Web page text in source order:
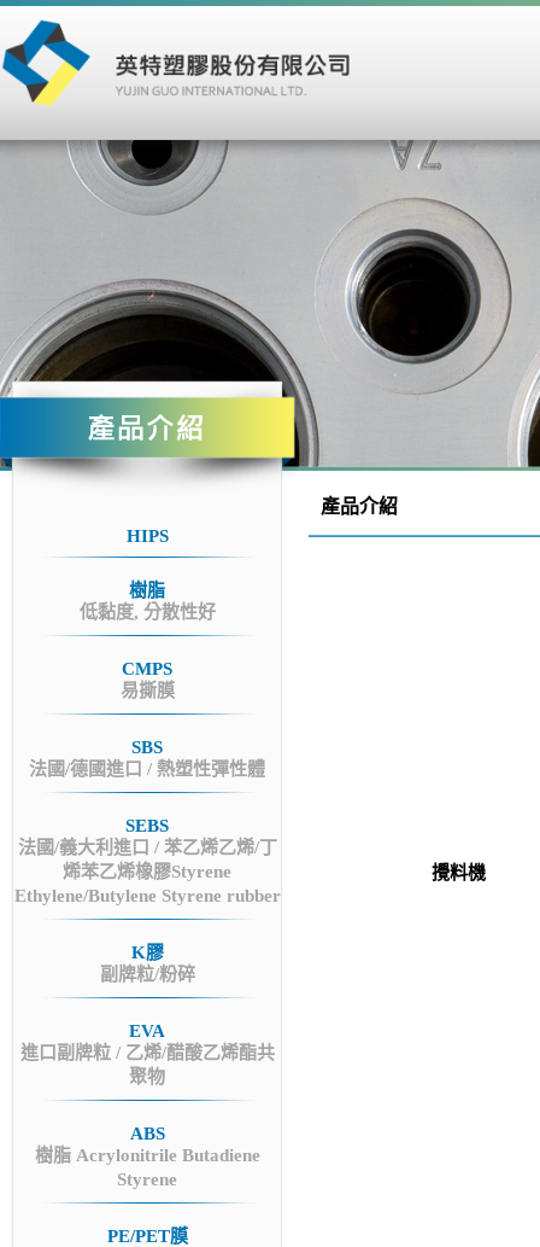
HIPS
樹脂
低黏度, 分散性好
CMPS
易撕膜
SBS
法國/德國進口 / 熱塑性彈性體
SEBS
法國/義大利進口 / 苯乙烯乙烯/丁
烯苯乙烯橡膠Styrene
Ethylene/Butylene Styrene rubber
K膠
副牌粒/粉碎
EVA
進口副牌粒 / 乙烯/醋酸乙烯酯共
聚物
ABS
樹脂 Acrylonitrile Butadiene
Styrene
PE/PET膜
產品介紹
攪料機